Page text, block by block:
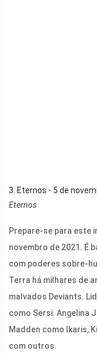
3. Eternos - 5 de
Eternos
Prepare-se para este
novembro de 2021. É
com poderes sobre-
Terra há milhares de
malvados Deviants.
como Sersi. Angelina
Madden como Ikaris,
com outros.